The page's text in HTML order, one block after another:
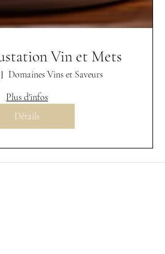
Vin et Mets
Domaines Vins et Saveurs
Plus d'infos
Détails